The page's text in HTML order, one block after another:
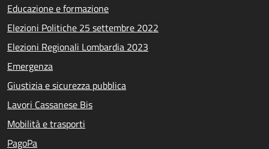
Educazione e formazione
Elezioni Politiche 25 settembre 2022
Elezioni Regionali Lombardia 2023
Emergenza
Giustizia e sicurezza pubblica
Lavori Cassanese Bis
Mobilità e trasporti
PagoPa